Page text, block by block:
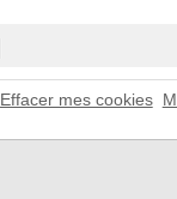
Effacer mes cookies